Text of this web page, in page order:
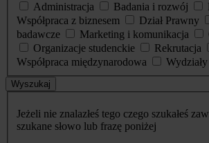
Administracja
Badania i rozwój
Współpraca z biznesem
Dział Prawny
badawcze
Marketing i komunikacja
Organizacje studenckie
Rekrutacja
Współpraca międzynarodowa
Wydziały
Wyszukaj
Jeżeli nie znalazłeś tego czego szukałeś
szukane słowo lub frazę poniżej